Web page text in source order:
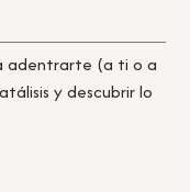
adentrarte (a ti o a
y descubrir lo